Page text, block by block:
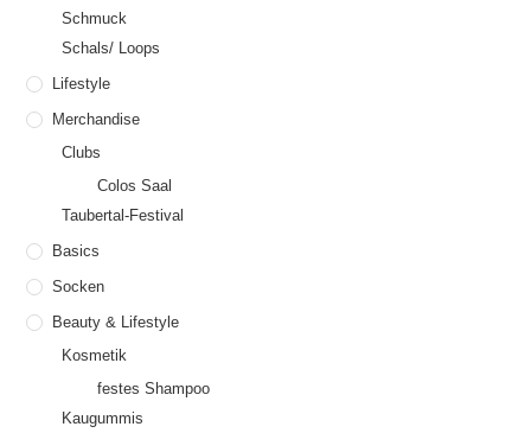
Schmuck
Schals/ Loops
Lifestyle
Merchandise
Clubs
Colos Saal
Taubertal-Festival
Basics
Socken
Beauty & Lifestyle
Kosmetik
festes Shampoo
Kaugummis